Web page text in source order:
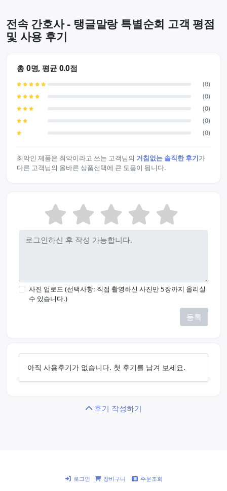
전속 간호사 - 탱글말랑 특별순회 고객 평점
및 사용 후기
총 0명, 평균 0.0점
(0)
(0)
(0)
(0)
(0)
최악인 제품은 최악이라고 쓰는 고객님의 거침없는 솔직한 후기가
다른 고객님의 올바른 상품선택에 큰 도움이 됩니다.
사진 업로드 (선택사항: 직접 촬영하신 사진만 5장까지 올리실
수 있습니다.)
등록
아직 사용후기가 없습니다. 첫 후기를 남겨 보세요.
후기 작성하기
로그인 장바구니 주문조회